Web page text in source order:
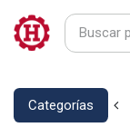
Categorías